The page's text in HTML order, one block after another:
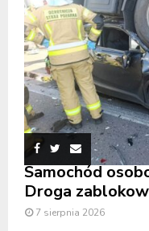
Samochód
Droga
7 sierpnia 2026